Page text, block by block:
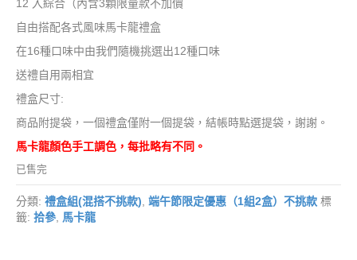
12 入綜合（內含3顆限量款不加價
自由搭配各式風味馬卡龍禮盒
在16種口味中由我們隨機挑選出12種口味
送禮自用兩相宜
禮盒尺寸:
商品附提袋，一個禮盒僅附一個提袋，結帳時點選提袋，謝謝。
馬卡龍顏色手工調色，每批略有不同。
已售完
分類: 禮盒組(混搭不挑款) 端午節限定優惠（1組2盒）不挑款 標
籤: 拾參, 馬卡龍